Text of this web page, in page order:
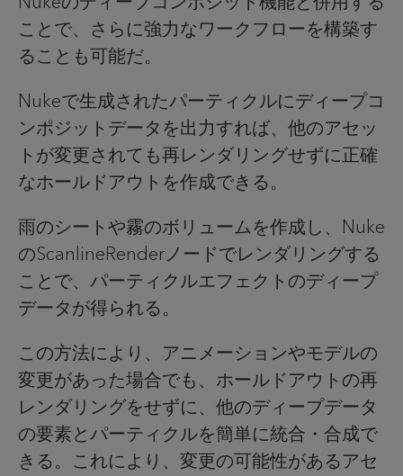
ことで、さらに強力なワークフローを構築す
ることも可能だ。
Nukeで生成されたパーティクルにディープコ
ンポジットデータを出力すれば、他のアセッ
トが変更されても再レンダリングせずに正確
なホールドアウトを作成できる。
雨のシートや霧のボリュームを作成し、Nuke
のScanlineRenderノードでレンダリングする
ことで、パーティクルエフェクトのディープ
データが得られる。
この方法により、アニメーションやモデルの
変更があった場合でも、ホールドアウトの再
レンダリングをせずに、他のディープデータ
の要素とパーティクルを簡単に統合・合成で
きる。これにより、変更の可能性があるアセ